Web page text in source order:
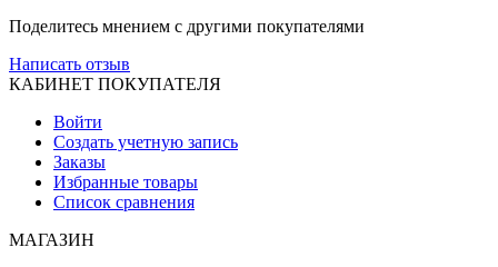
Поделитесь мнением с другими покупателями
Написать отзыв
КАБИНЕТ ПОКУПАТЕЛЯ
Войти
Создать учетную запись
Заказы
Избранные товары
Список сравнения
МАГАЗИН